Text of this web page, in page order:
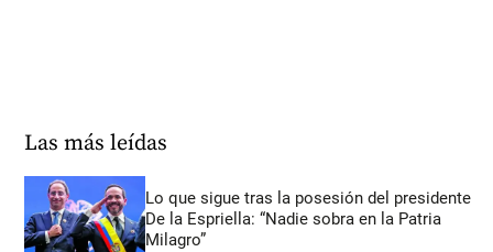
Las más leídas
Lo que sigue tras la posesión del presidente
De la Espriella: “Nadie sobra en la Patria
Milagro”